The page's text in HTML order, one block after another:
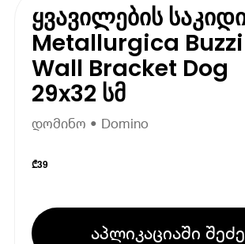
ყვავილების
Metallurgica Buzzi
Wall Bracket Dog
29x32 სმ
დომინო • Domino
₾39
აპლიკაციაში